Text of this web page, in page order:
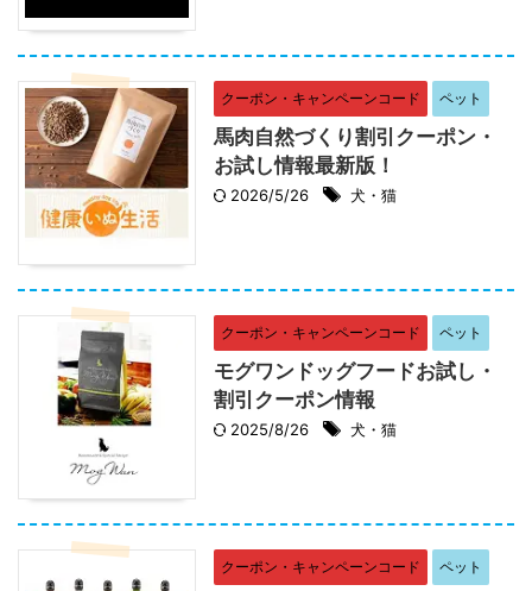
クーポン・キャンペーンコード ペット
馬肉自然づくり割引クーポン・
お試し情報最新版！
2026/5/26 犬・猫
クーポン・キャンペーンコード ペット
モグワンドッグフードお試し・
割引クーポン情報
2025/8/26 犬・猫
クーポン・キャンペーンコード ペット